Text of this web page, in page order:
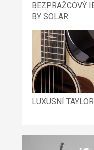
BEZPRAŽCOVÝ
BY SOLAR
LUXUSNÍ